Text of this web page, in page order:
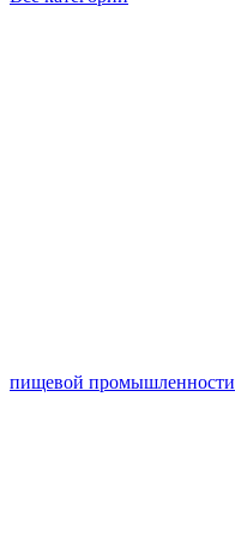
пищевой промышленности